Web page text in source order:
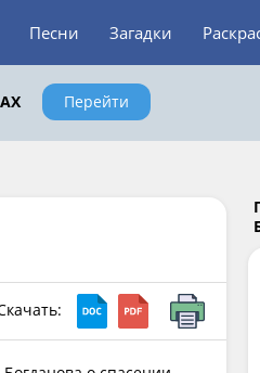
Песни Загадки
Перейти